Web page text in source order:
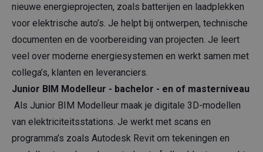
nieuwe energieprojecten, zoals batterijen en laadplekken
voor elektrische auto’s. Je helpt bij ontwerpen, technische
documenten en de voorbereiding van projecten. Je leert
veel over moderne energiesystemen en werkt samen met
collega’s, klanten en leveranciers.
Junior BIM Modelleur - bachelor - en of masterniveau
Als Junior BIM Modelleur maak je digitale 3D-modellen
van elektriciteitsstations. Je werkt met scans en
programma’s zoals Autodesk Revit om tekeningen en